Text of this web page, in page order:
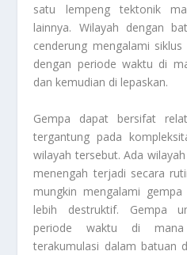
satu lempeng tektonik
lainnya. Wilayah dengan
cenderung mengalami
dengan periode waktu di
dan kemudian di lepaskan.
Gempa dapat bersifat
tergantung pada
wilayah tersebut. Ada
menengah terjadi secara
mungkin mengalami
lebih destruktif. Gempa
periode waktu di
terakumulasi dalam batuan